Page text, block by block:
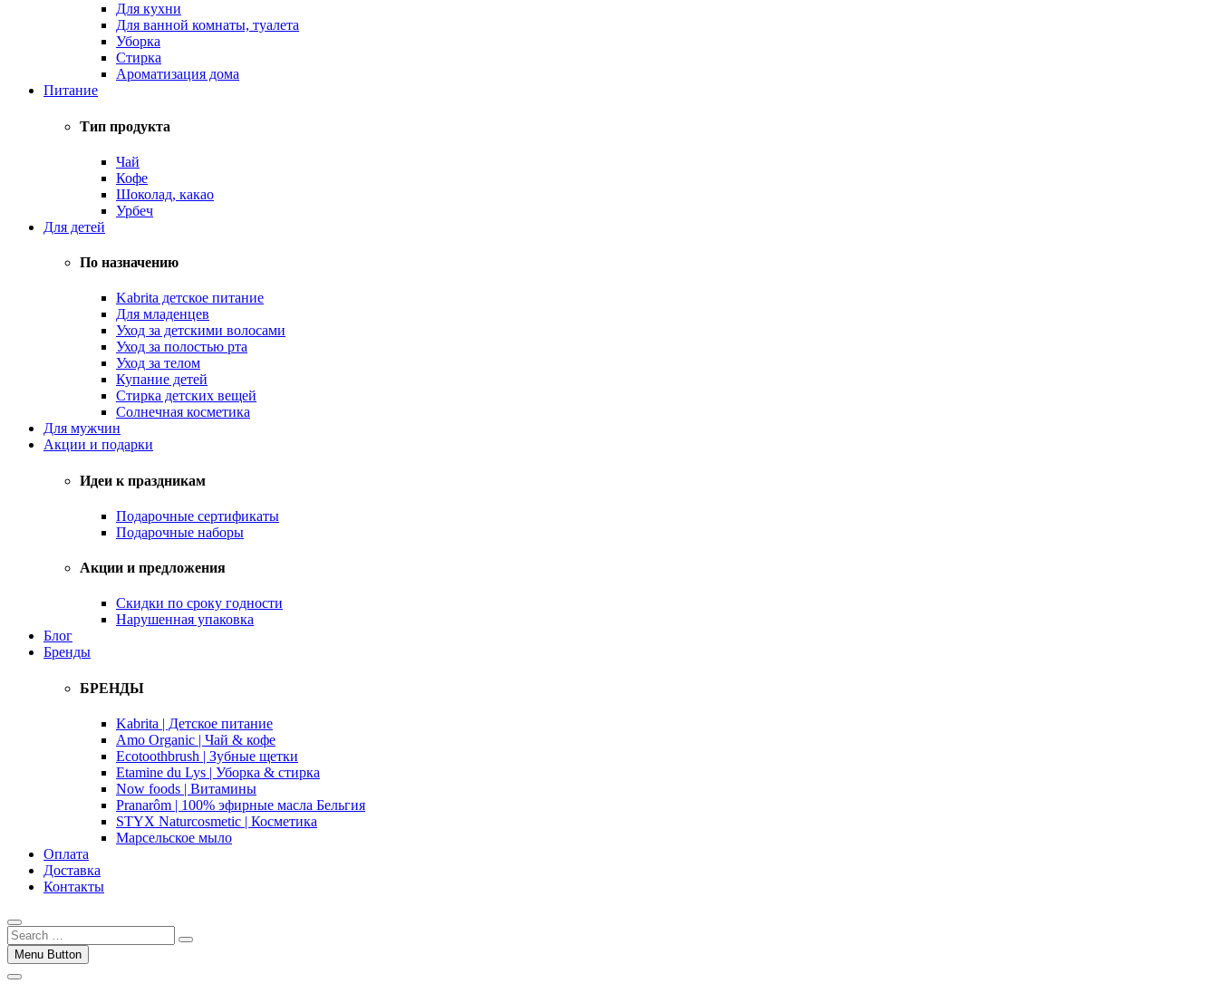
Для кухни
Для ванной комнаты, туалета
Уборка
Стирка
Ароматизация дома
Питание
Тип продукта
Чай
Кофе
Шоколад, какао
Урбеч
Для детей
По назначению
Kabrita детское питание
Для младенцев
Уход за детскими волосами
Уход за полостью рта
Уход за телом
Купание детей
Стирка детских вещей
Солнечная косметика
Для мужчин
Акции и подарки
Идеи к праздникам
Подарочные сертификаты
Подарочные наборы
Акции и предложения
Скидки по сроку годности
Нарушенная упаковка
Блог
Бренды
БРЕНДЫ
Kabrita | Детское питание
Amo Organic | Чай & кофе
Ecotoothbrush | Зубные щетки
Etamine du Lys | Уборка & стирка
Now foods | Витамины
Pranarôm | 100% эфирные масла Бельгия
STYX Naturcosmetic | Косметика
Марсельское мыло
Оплата
Доставка
Контакты
Menu Button